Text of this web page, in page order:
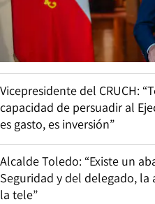
Vicepresidente del CRUCH:
capacidad de persuadir al
es gasto, es inversión”
Alcalde Toledo: “Existe un
Seguridad y del delegado, la
la tele”